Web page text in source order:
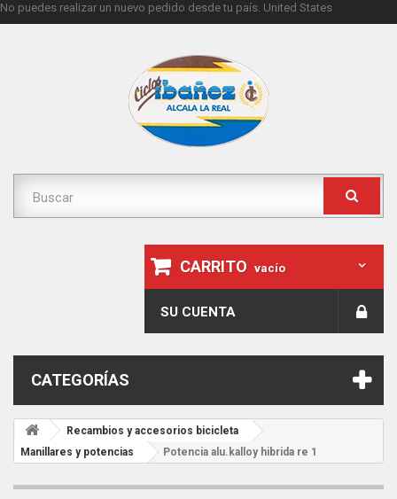
No puedes realizar un nuevo pedido desde tu país. United States
CARRITO vacío
SU CUENTA
CATEGORÍAS
Recambios y accesorios bicicleta
Manillares y potencias
Potencia alu.kalloy hibrida re 1